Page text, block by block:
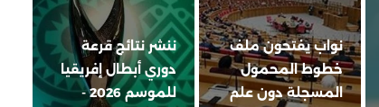
نواب يفتحون ملف
خطوط المحمول
المسجلة دون علم
ننشر نتائج قرعة
دوري أبطال إفريقيا
للموسم 2026 -